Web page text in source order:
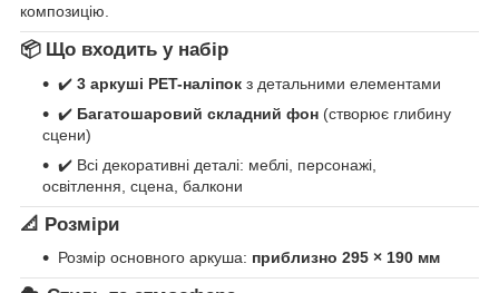
композицію.
📦 Що входить у набір
✔️ 3 аркуші PET-наліпок з детальними елементами
✔️ Багатошаровий складний фон (створює глибину
сцени)
✔️ Всі декоративні деталі: меблі, персонажі,
освітлення, сцена, балкони
📐 Розміри
Розмір основного аркуша: приблизно 295 × 190 мм